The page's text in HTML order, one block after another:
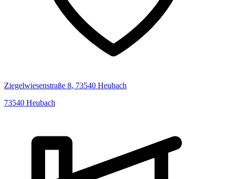
Ziegelwiesenstraße 8, 73540 Heubach
73540 Heubach